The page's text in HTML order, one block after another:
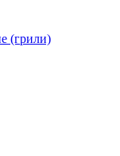
(грили)